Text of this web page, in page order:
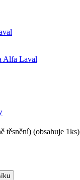
Alfa Laval
těsnění) (obsahuje 1ks)